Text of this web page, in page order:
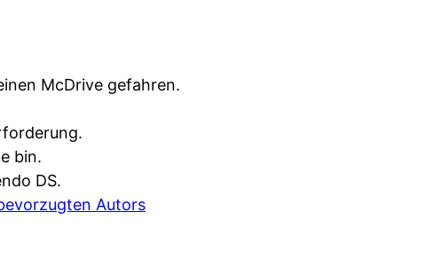
McDrive gefahren.
bin.
DS.
Autors